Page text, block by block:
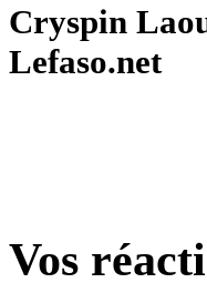
Cryspin
Lefaso.net
Vos